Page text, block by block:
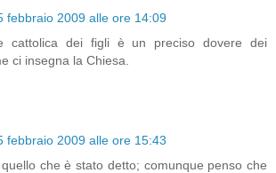
febbraio 2009 alle ore 14:09
cattolica dei figli è un preciso dovere dei
ci insegna la Chiesa.
febbraio 2009 alle ore 15:43
che è stato detto; comunque penso che